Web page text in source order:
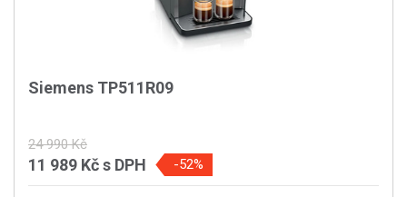
Siemens TP511R09
24 990 Kč
11 989 Kčs DPH -52%